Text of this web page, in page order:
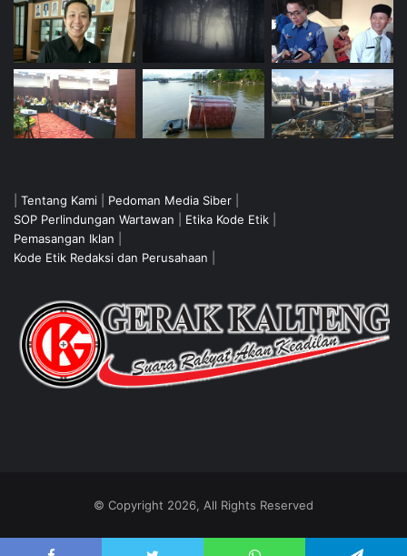
Tentang Kami Pedoman Media Siber
SOP Perlindungan Wartawan
Etika Kode Etik
Pemasangan Iklan
Kode Etik Redaksi dan Perusahaan
© Copyright 2026, All Rights Reserved